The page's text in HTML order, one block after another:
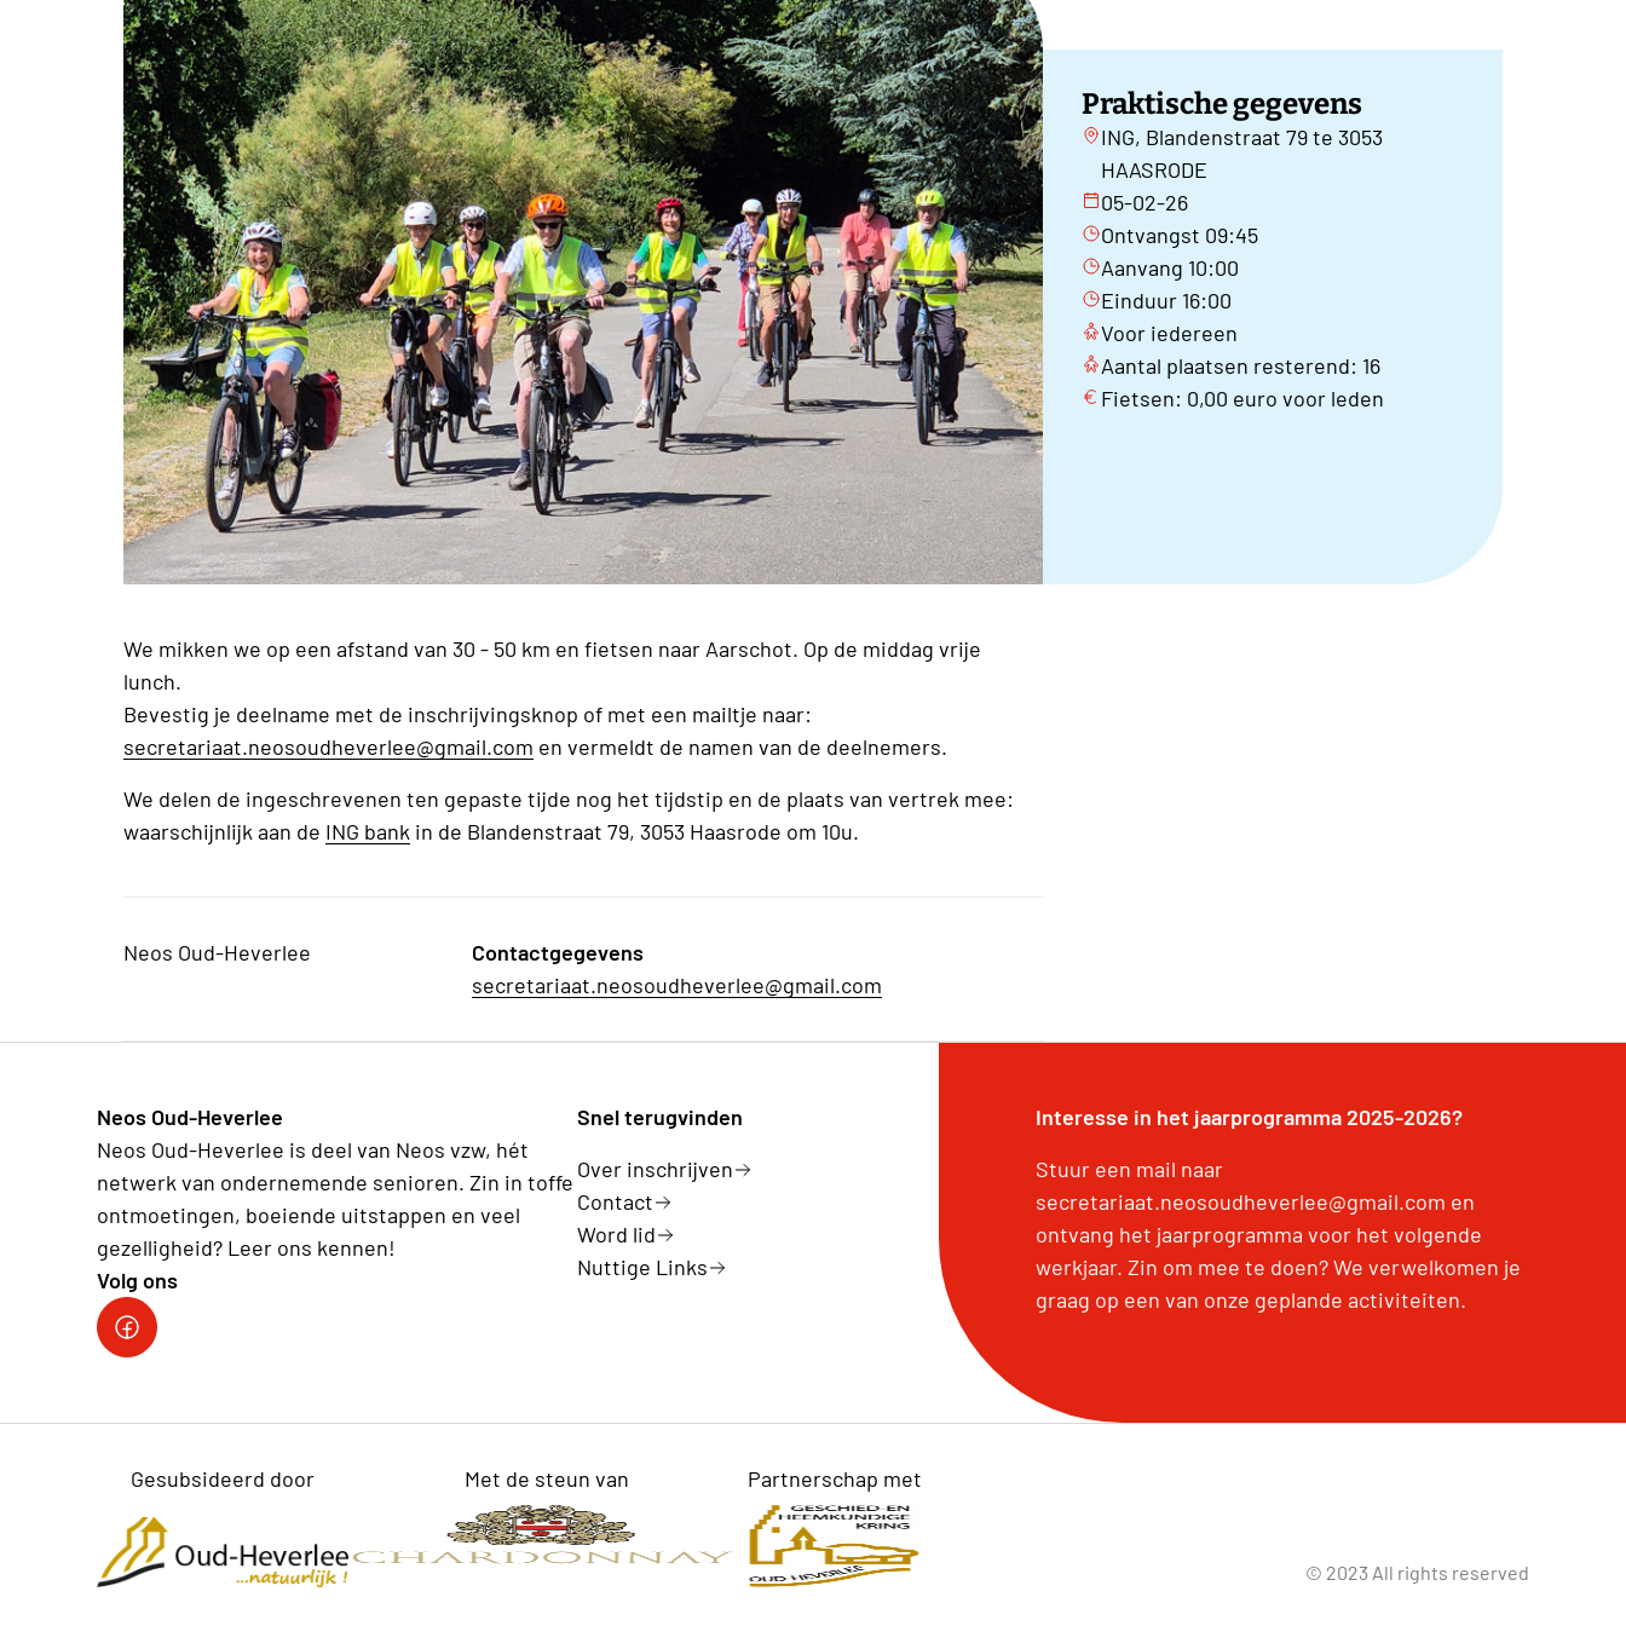
Praktische gegevens
ING, Blandenstraat 79 te 3053
HAASRODE
05-02-26
Ontvangst 09:45
Aanvang 10:00
Einduur 16:00
Voor iedereen
Aantal plaatsen resterend: 16
Fietsen: 0,00 euro voor leden
We mikken we op een afstand van 30 - 50 km en fietsen naar Aarschot. Op de middag vrije
lunch.
Bevestig je deelname met de inschrijvingsknop of met een mailtje naar:
secretariaat.neosoudheverlee@gmail.com en vermeldt de namen van de deelnemers.
We delen de ingeschrevenen ten gepaste tijde nog het tijdstip en de plaats van vertrek mee:
waarschijnlijk aan de ING bank in de Blandenstraat 79, 3053 Haasrode om 10u.
Neos Oud-Heverlee
Contactgegevens
secretariaat.neosoudheverlee@gmail.com
Neos Oud-Heverlee
Neos Oud-Heverlee is deel van Neos vzw, hét
netwerk van ondernemende senioren. Zin in toffe
ontmoetingen, boeiende uitstappen en veel
gezelligheid? Leer ons kennen!
Volg ons
Facebook
Snel terugvinden
Over inschrijven
Contact
Word lid
Nuttige Links
Interesse in het jaarprogramma 2025-2026?
Stuur een mail naar
secretariaat.neosoudheverlee@gmail.com en
ontvang het jaarprogramma voor het volgende
werkjaar. Zin om mee te doen? We verwelkomen je
graag op een van onze geplande activiteiten.
Gesubsideerd door Met de steun van Partnerschap met
© 2023 All rights reserved